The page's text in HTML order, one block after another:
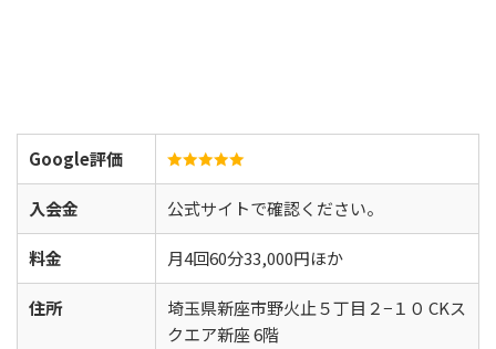
Google評価
入会金 公式サイトで確認ください。
料金 月4回60分33,000円ほか
住所
埼玉県新座市野火止５丁目２−１０ CKス
クエア新座 6階